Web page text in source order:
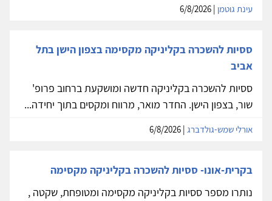
עינת גוטמן
ססיות להשכרה בקליניקה מקסימה בצפון הישן בתל
אביב
ססיות להשכרה בקליניקה חדשה ומושקעת ברחוב פרופ'
שור, בצפון הישן. החדר מואר, מרווח ומקסים בתוך יחידה...
אורלי שמש-גולדברג
בקרית-אונו- ססיות להשכרה בקליניקה מקסימה
נותרו מספר ססיות בקליניקה מקסימה ומטופחת, שקטה ,